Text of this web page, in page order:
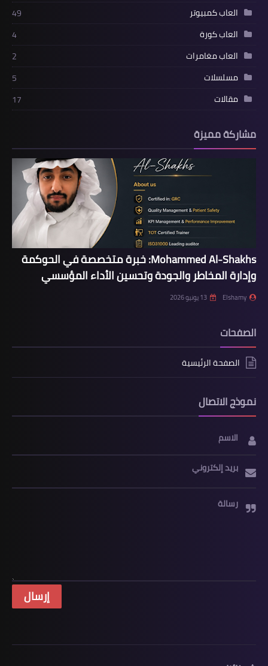
العاب كمبيوتر
49
العاب كورة
4
العاب مغامرات
2
مسلسلات
5
مقالات
17
مشاركة مميزة
Mohammed Al-Shakhs: خبرة متخصصة في الحوكمة
وإدارة المخاطر والجودة وتحسين الأداء المؤسسي
Elshamy 13 يونيو 2026
الصفحات
الصفحة الرئيسية
نموذج الاتصال
الاسم
بريد إلكتروني
رسالة